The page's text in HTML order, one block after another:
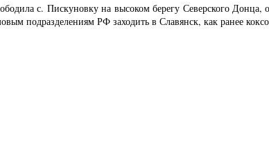
с. Пискуновку на высоком берегу Северского
подразделениям РФ заходить в Славянск, как ранее